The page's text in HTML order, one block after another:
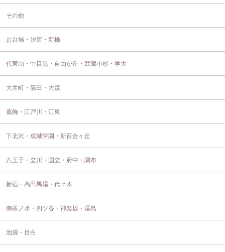
その他
お台場・汐留・新橋
代官山・中目黒・自由が丘・武蔵小杉・学大
大井町・蒲田・大森
葛飾・江戸川・江東
下北沢・成城学園・新百合ヶ丘
八王子・立川・国立・府中・調布
新宿・高田馬場・代々木
御茶ノ水・四ツ谷・神楽坂・湯島
池袋・目白